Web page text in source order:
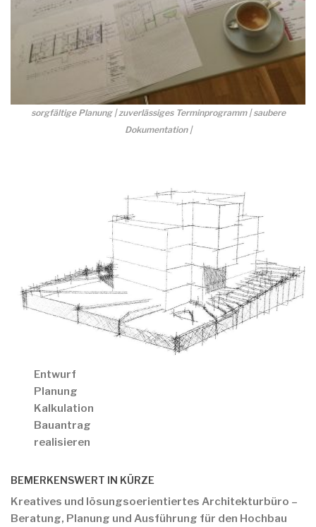
sorgfältige Planung | zuverlässiges Terminprogramm | saubere
Dokumentation |
Entwurf
Planung
Kalkulation
Bauantrag
realisieren
BEMERKENSWERT IN KÜRZE
Kreatives und lösungsoerientiertes Architekturbüro –
Beratung, Planung und Ausführung für den Hochbau